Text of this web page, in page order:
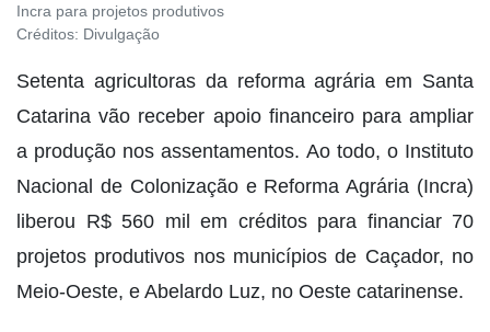
Incra para projetos produtivos
Créditos: Divulgação
Setenta agricultoras da reforma agrária em Santa
Catarina vão receber apoio financeiro para ampliar
a produção nos assentamentos. Ao todo, o Instituto
Nacional de Colonização e Reforma Agrária (Incra)
liberou R$ 560 mil em créditos para financiar 70
projetos produtivos nos municípios de Caçador, no
Meio-Oeste, e Abelardo Luz, no Oeste catarinense.